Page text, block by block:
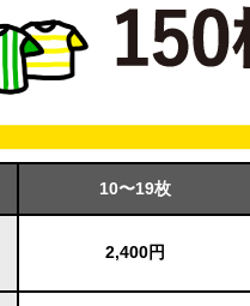
10〜19枚
2,400円